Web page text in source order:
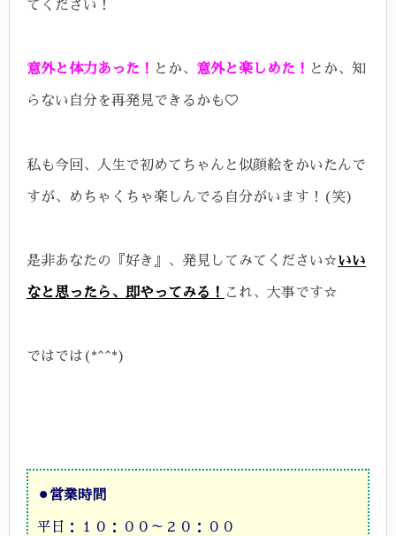
てください！
意外と体力あった！ とか、 意外と楽しめた！ とか、知
らない自分を再発見できるかも♡
私も今回、人生で初めてちゃんと似顔絵をかいたんで
すが、 めちゃくちゃ楽しんでる自分がいます！(笑)
是非あなたの『好き』、発見してみてください☆いい
なと思ったら、即やってみる！ これ、大事です☆
ではでは(*^^*)
⚫︎営業時間
平日：１０：００～２０：００